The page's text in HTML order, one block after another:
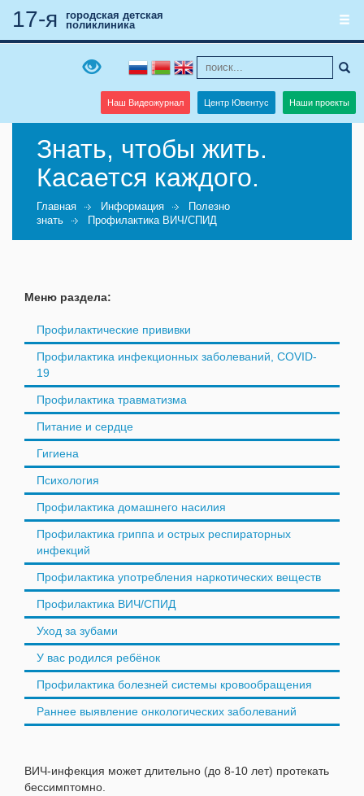
Наш Видеожурнал Центр Ювентус Наши проекты
17-я
городская детская
поликлиника
Знать, чтобы жить.
Касается каждого.
Главная Информация
Полезно
знать
Профилактика ВИЧ/СПИД
Меню раздела:
Профилактические прививки
Профилактика инфекционных заболеваний, COVID-
19
Профилактика травматизма
Питание и сердце
Гигиена
Психология
Профилактика домашнего насилия
Профилактика гриппа и острых респираторных
инфекций
Профилактика употребления наркотических веществ
Профилактика ВИЧ/СПИД
Уход за зубами
У вас родился ребёнок
Профилактика болезней системы кровообращения
Раннее выявление онкологических заболеваний
ВИЧ-инфекция может длительно (до 8-10 лет) протекать
бессимптомно.